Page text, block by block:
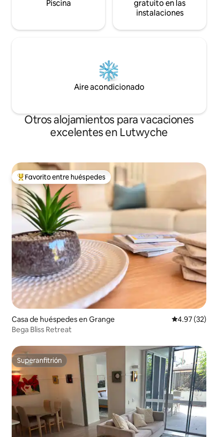
Piscina
gratuito en las
instalaciones
Aire acondicionado
Otros alojamientos para vacaciones
excelentes en Lutwyche
Favorito entre huéspedes preferido
Favorito entre huéspedes
Casa de huéspedes en Grange Calificación
4.97 (32)
Bega Bliss Retreat
Superanfitrión
Superanfitrión